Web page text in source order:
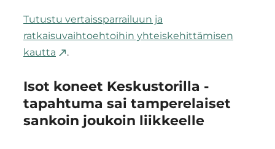
Tutustu vertaissparrailuun ja
ratkaisuvaihtoehtoihin yhteiskehittämisen
kautta
.
Isot koneet Keskustorilla -
tapahtuma sai tamperelaiset
sankoin joukoin liikkeelle